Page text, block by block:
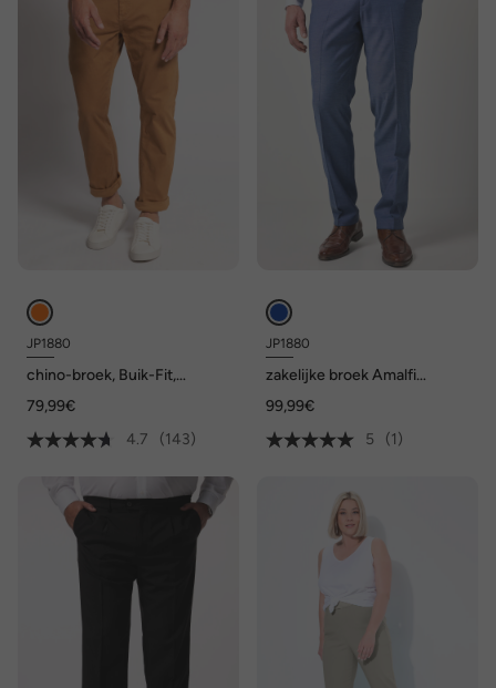
JP1880
chino-broek, Buik-Fit,
79,99€
4.7
(143)
JP1880
zakelijke broek Amalfi
en match Amalfi, tot maat
99,99€
5
(1)